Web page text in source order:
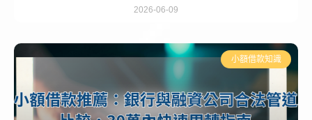
2026-06-09
小額借款知識